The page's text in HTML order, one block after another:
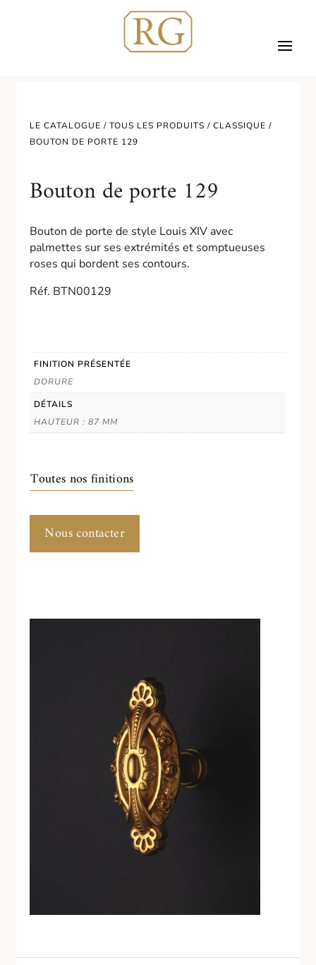
LE CATALOGUE /TOUS LES PRODUITS /CLASSIQUE /
BOUTON DE PORTE 129
Bouton de porte 129
Bouton de porte de style Louis XIV avec
palmettes sur ses extrémités et somptueuses
roses qui bordent ses contours.
Réf. BTN00129
FINITION PRÉSENTÉE
DORURE
DÉTAILS
HAUTEUR : 87 MM
Toutes nos finitions
Nous contacter